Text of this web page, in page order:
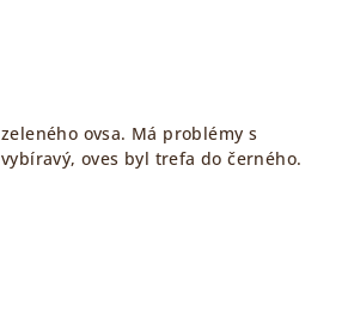
je 5 z 5 hvězdiček.
ovsa. Má problémy s
oves byl trefa do černého.
je 5 z 5 hvězdiček.